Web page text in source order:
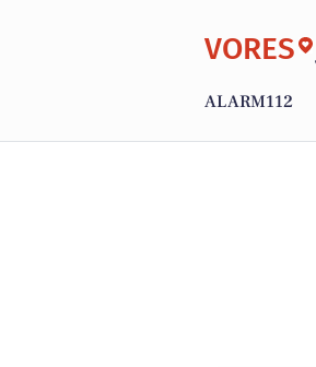
VORES
ALARM112